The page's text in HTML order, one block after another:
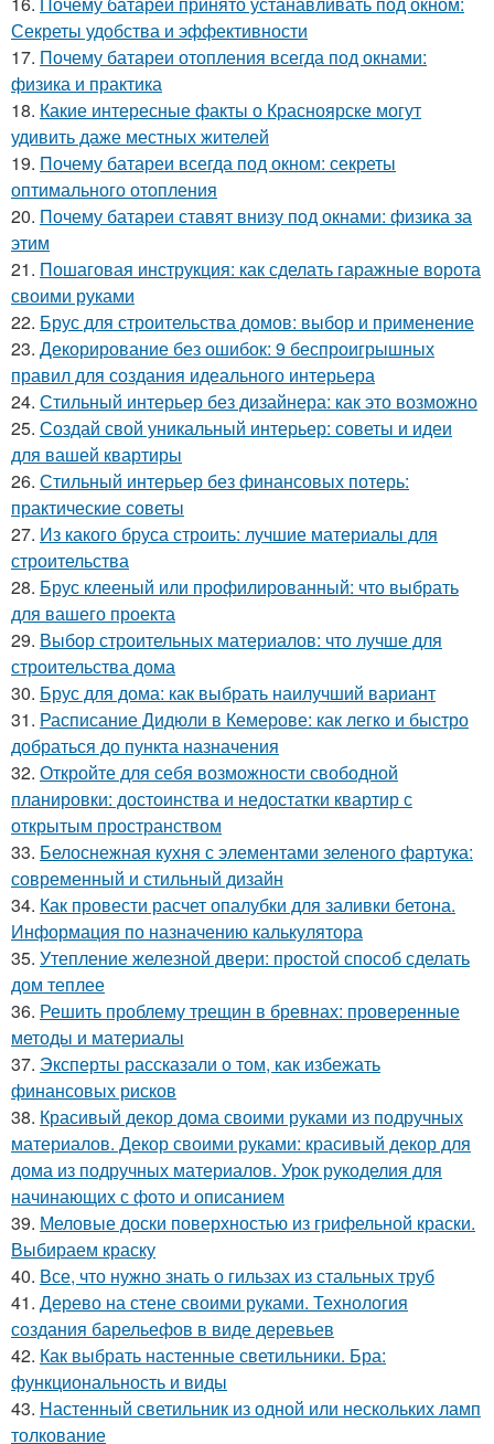
Секреты удобства и эффективности
17. Почему батареи отопления всегда под окнами:
физика и практика
18. Какие интересные факты о Красноярске могут
удивить даже местных жителей
19. Почему батареи всегда под окном: секреты
оптимального отопления
20. Почему батареи ставят внизу под окнами: физика за
этим
21. Пошаговая инструкция: как сделать гаражные ворота
своими руками
22. Брус для строительства домов: выбор и применение
23. Декорирование без ошибок: 9 беспроигрышных
правил для создания идеального интерьера
24. Стильный интерьер без дизайнера: как это возможно
25. Создай свой уникальный интерьер: советы и идеи
для вашей квартиры
26. Стильный интерьер без финансовых потерь:
практические советы
27. Из какого бруса строить: лучшие материалы для
строительства
28. Брус клееный или профилированный: что выбрать
для вашего проекта
29. Выбор строительных материалов: что лучше для
строительства дома
30. Брус для дома: как выбрать наилучший вариант
31. Расписание Дидюли в Кемерове: как легко и быстро
добраться до пункта назначения
32. Откройте для себя возможности свободной
планировки: достоинства и недостатки квартир с
открытым пространством
33. Белоснежная кухня с элементами зеленого фартука:
современный и стильный дизайн
34. Как провести расчет опалубки для заливки бетона.
Информация по назначению калькулятора
35. Утепление железной двери: простой способ сделать
дом теплее
36. Решить проблему трещин в бревнах: проверенные
методы и материалы
37. Эксперты рассказали о том, как избежать
финансовых рисков
38. Красивый декор дома своими руками из подручных
материалов. Декор своими руками: красивый декор для
дома из подручных материалов. Урок рукоделия для
начинающих с фото и описанием
39. Меловые доски поверхностью из грифельной краски.
Выбираем краску
40. Все, что нужно знать о гильзах из стальных труб
41. Дерево на стене своими руками. Технология
создания барельефов в виде деревьев
42. Как выбрать настенные светильники. Бра:
функциональность и виды
43. Настенный светильник из одной или нескольких ламп
толкование